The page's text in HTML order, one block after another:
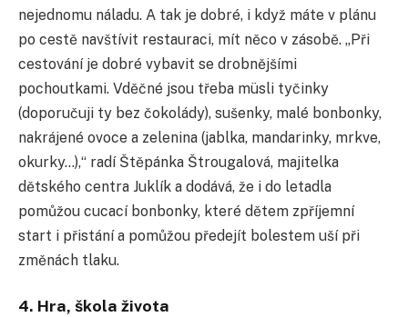
nejednomu náladu. A tak je dobré, i když máte v plánu
po cestě navštívit restauraci, mít něco v zásobě. „Při
cestování je dobré vybavit se drobnějšími
pochoutkami. Vděčné jsou třeba müsli tyčinky
(doporučuji ty bez čokolády), sušenky, malé bonbonky,
nakrájené ovoce a zelenina (jablka, mandarinky, mrkve,
okurky…),“ radí Štěpánka Štrougalová, majitelka
dětského centra Juklík a dodává, že i do letadla
pomůžou cucací bonbonky, které dětem zpříjemní
start i přistání a pomůžou předejít bolestem uší při
změnách tlaku.
4. Hra, škola života